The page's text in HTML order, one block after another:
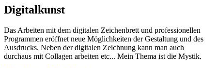
Digitalkunst
Das Arbeiten mit dem digitalen Zeichenbrett und professionellen
Programmen eröffnet neue Möglichkeiten der Gestaltung und des
Ausdrucks. Neben der digitalen Zeichnung kann man auch
durchaus mit Collagen arbeiten etc... Mein Thema ist die Mystik.